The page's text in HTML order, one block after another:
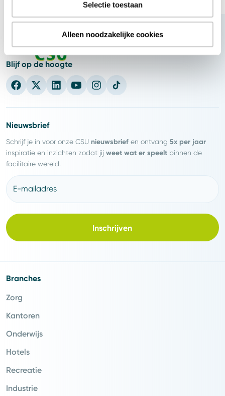
Selectie toestaan
Alleen noodzakelijke cookies
Blijf op de hoogte
Nieuwsbrief
Schrijf je in voor onze CSU nieuwsbrief en ontvang 5x per jaar
inspiratie en inzichten zodat jij weet wat er speelt binnen de
facilitaire wereld.
E-mailadres
Inschrijven
Branches
Zorg
Kantoren
Onderwijs
Hotels
Recreatie
Industrie